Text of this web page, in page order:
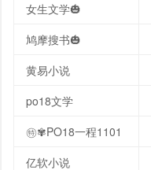
女生文学🎃
鸠摩搜书🎃
黄易小说
po18文学
㊕✾PO18一程1101
亿软小说